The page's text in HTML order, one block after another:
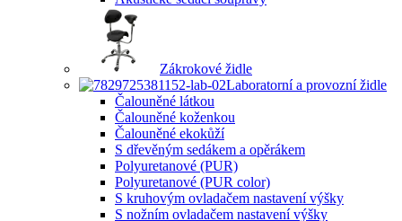
Zákrokové židle
Laboratorní a provozní židle
Čalouněné látkou
Čalouněné koženkou
Čalouněné ekokůží
S dřevěným sedákem a opěrákem
Polyuretanové (PUR)
Polyuretanové (PUR color)
S kruhovým ovladačem nastavení výšky
S nožním ovladačem nastavení výšky